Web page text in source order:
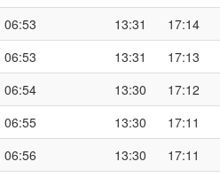
06:53 13:31 17:14
06:53 13:31 17:13
06:54 13:30 17:12
06:55 13:30 17:11
06:56 13:30 17:11